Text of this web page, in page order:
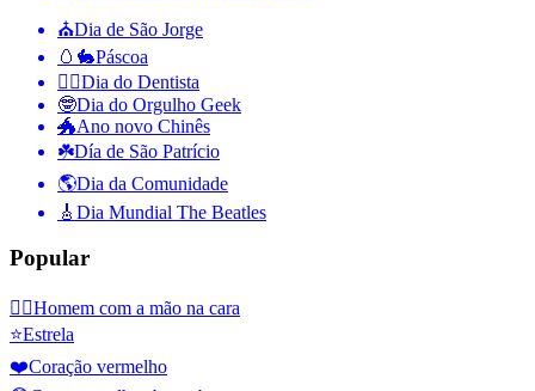
⛪️Dia de São Jorge
🥚🐇Páscoa
👨‍⚕️Dia do Dentista
🤓Dia do Orgulho Geek
🐲Ano novo Chinês
☘️Día de São Patrício
🌎Dia da Comunidade
🎸 Dia Mundial The Beatles
Popular
🤦‍♂️Homem com a mão na cara
⭐Estrela
❤️Coração vermelho